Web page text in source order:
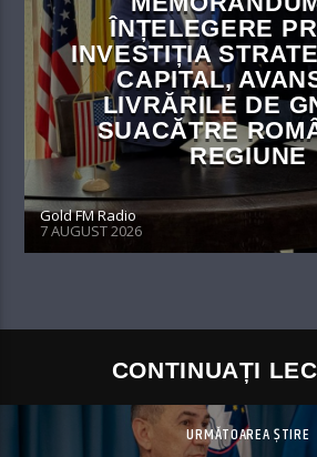
ÎNȚELEGERE
INVESTIȚIA
CAPITAL,
LIVRĂRILE DE
SUACĂTRE
REGIUNE
Gold FM Radio
7 AUGUST 2026
CONTINUAȚI
URMĂTOAREA ȘTIRE